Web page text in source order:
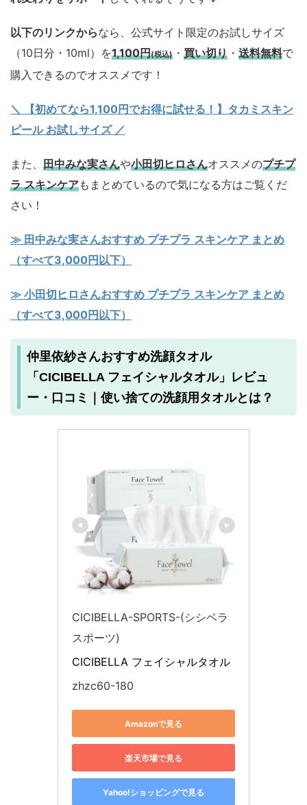
以下のリンクからなら、公式サイト限定のお試しサイズ
（10日分・10ml）を1,100円(税込) ・ 買い切り ・ 送料無料で
購入できるのでオススメです！
＼ 【初めてなら1,100円でお得に試せる！】タカミスキン
ピール お試しサイズ／
また、 田中みな実さんや小田切ヒロさんオススメのプチプ
ラ スキンケアもまとめているので気になる方はご覧くだ
さい！
≫ 田中みな実さんおすすめ プチプラ スキンケア まとめ
（すべて3,000円以下）
≫ 小田切ヒロさんおすすめ プチプラ スキンケア まとめ
（すべて3,000円以下）
仲里依紗さんおすすめ洗顔タオル
「CICIBELLA フェイシャルタオル」レビュ
ー・口コミ｜使い捨ての洗顔用タオルとは？
CICIBELLA-SPORTS-(シシベラ
スポーツ)
CICIBELLA フェイシャルタオル
zhzc60-180
Amazonで見る
楽天市場で見る
Yahoo!ショッピングで見る